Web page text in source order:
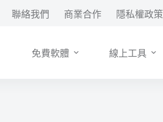
聯絡我們 商業合作 隱私權政策
免費軟體 線上工具